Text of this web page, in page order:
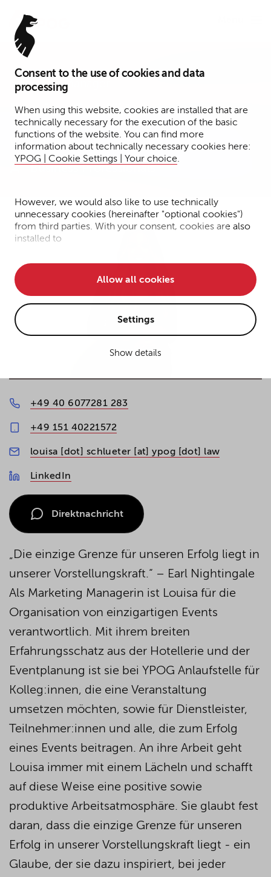
Consent to the use of cookies and data
processing
When using this website, cookies are installed that are
technically necessary for the execution of the basic
functions of the website. You can find more
information about technically necessary cookies here:
YPOG | Cookie Settings | Your choice.
However, we would also like to use technically
unnecessary cookies (hereinafter "optional cookies")
from third parties. With your consent, cookies are also
installed to
• improve the functionality of the website and
• Track your online behavior for targeted advertising
purposes.
choice of optional cookies. You can revoke or change
cookiebutton at the bottom of our website.
For more details, see the cookie settings and our
privacy policy.
Allow all cookies
Settings
Show details
Marketing Manager
Louisa Schlüter
Hamburg
+49 40 6077281 283
+49 151 40221572
louisa [dot] schlueter [at] ypog [dot] law
LinkedIn
Direktnachricht
„Die einzige Grenze für unseren Erfolg liegt in
unserer Vorstellungskraft.“ – Earl Nightingale
Als Marketing Managerin ist Louisa für die
Organisation von einzigartigen Events
verantwortlich. Mit ihrem breiten
Erfahrungsschatz aus der Hotellerie und der
Eventplanung ist sie bei YPOG Anlaufstelle für
Kolleg:innen, die eine Veranstaltung
umsetzen möchten, sowie für Dienstleister,
Teilnehmer:innen und alle, die zum Erfolg
eines Events beitragen. An ihre Arbeit geht
Louisa immer mit einem Lächeln und schafft
auf diese Weise eine positive sowie
produktive Arbeitsatmosphäre. Sie glaubt fest
daran, dass die einzige Grenze für unseren
Erfolg in unserer Vorstellungskraft liegt - ein
Glaube, der sie dazu inspiriert, bei jeder